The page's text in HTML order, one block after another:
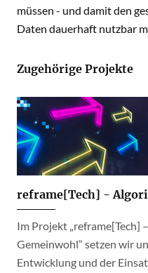
müssen - und damit den
Daten dauerhaft nutzbar
Zugehörige Projekte
reframe[Tech] -
Im Projekt „reframe[Tech]
Gemeinwohl“ setzen wir
Entwicklung und der